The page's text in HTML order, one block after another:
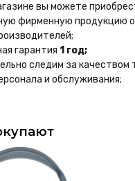
вы можете
фирменную продукцию
гарантия 1 год;
следим за качеством
и обслуживания;
Meta,
РФ